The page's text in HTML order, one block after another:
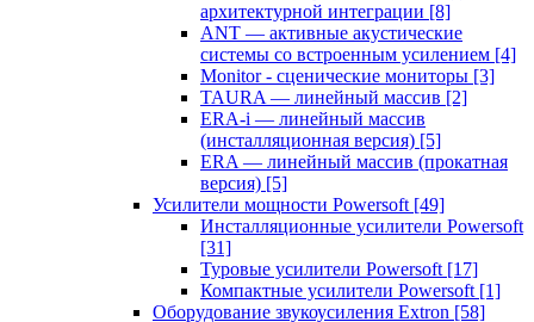
архитектурной интеграции [8]
ANT — активные акустические
системы со встроенным усилением [4]
Monitor - сценические мониторы [3]
TAURA — линейный массив [2]
ERA-i — линейный массив
(инсталляционная версия) [5]
ERA — линейный массив (прокатная
версия) [5]
Усилители мощности Powersoft [49]
Инсталляционные усилители Powersoft
[31]
Туровые усилители Powersoft [17]
Компактные усилители Powersoft [1]
Оборудование звукоусиления Extron [58]